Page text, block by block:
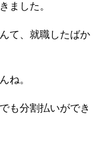
ました。
て、就職したばか
ね。
も分割払いができ